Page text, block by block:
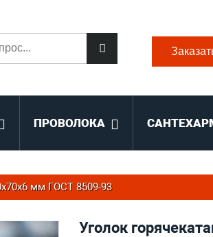
ПРОВОЛОКА
мм ГОСТ 8509-93
Уголок